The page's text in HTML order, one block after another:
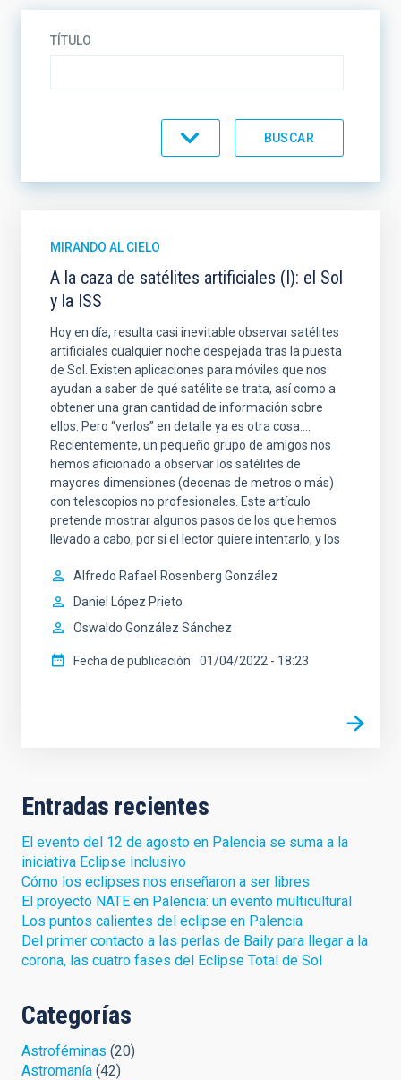
TÍTULO
MIRANDO AL CIELO
A la caza de satélites artificiales (I): el Sol
y la ISS
Hoy en día, resulta casi inevitable observar satélites
artificiales cualquier noche despejada tras la puesta
de Sol. Existen aplicaciones para móviles que nos
ayudan a saber de qué satélite se trata, así como a
obtener una gran cantidad de información sobre
ellos. Pero “verlos” en detalle ya es otra cosa….
Recientemente, un pequeño grupo de amigos nos
hemos aficionado a observar los satélites de
mayores dimensiones (decenas de metros o más)
con telescopios no profesionales. Este artículo
pretende mostrar algunos pasos de los que hemos
llevado a cabo, por si el lector quiere intentarlo, y los
Alfredo Rafael
Rosenberg González
Daniel López Prieto
Oswaldo González Sánchez
Fecha de publicación 01/04/2022 - 18:23
Entradas recientes
El evento del 12 de agosto en Palencia se suma a la
iniciativa Eclipse Inclusivo
Cómo los eclipses nos enseñaron a ser libres
El proyecto NATE en Palencia: un evento multicultural
Los puntos calientes del eclipse en Palencia
Del primer contacto a las perlas de Baily para llegar a la
corona, las cuatro fases del Eclipse Total de Sol
Categorías
Astroféminas (20)
Astromanía (42)